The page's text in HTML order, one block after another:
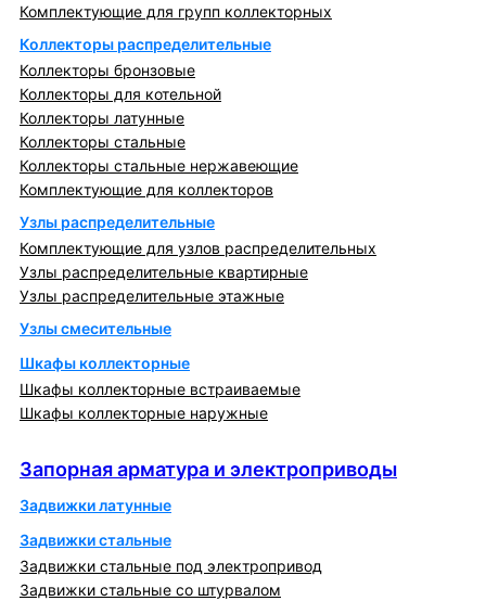
Комплектующие для групп коллекторных
Коллекторы распределительные
Коллекторы бронзовые
Коллекторы для котельной
Коллекторы латунные
Коллекторы стальные
Коллекторы стальные нержавеющие
Комплектующие для коллекторов
Узлы распределительные
Комплектующие для узлов распределительных
Узлы распределительные квартирные
Узлы распределительные этажные
Узлы смесительные
Шкафы коллекторные
Шкафы коллекторные встраиваемые
Шкафы коллекторные наружные
Запорная арматура и электроприводы
Задвижки латунные
Задвижки стальные
Задвижки стальные под электропривод
Задвижки стальные со штурвалом